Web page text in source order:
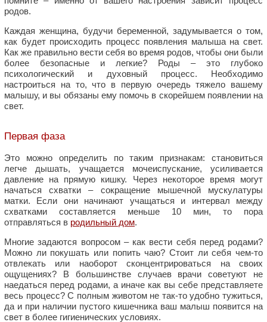
родов.
Каждая женщина, будучи беременной, задумывается о том,
как будет происходить процесс появления малыша на свет.
Как же правильно вести себя во время родов, чтобы они были
более безопасные и легкие? Роды – это глубоко
психологический и духовный процесс. Необходимо
настроиться на то, что в первую очередь тяжело вашему
малышу, и вы обязаны ему помочь в скорейшем появлении на
свет.
Первая фаза
Это можно определить по таким признакам: становиться
легче дышать, учащается мочеиспускание, усиливается
давление на прямую кишку. Через некоторое время могут
начаться схватки – сокращение мышечной мускулатуры
матки. Если они начинают учащаться и интервал между
схватками составляется меньше 10 мин, то пора
отправляться в родильный дом.
Многие задаются вопросом – как вести себя перед родами?
Можно ли покушать или попить чаю? Стоит ли себя чем-то
отвлекать или наоборот сконцентрироваться на своих
ощущениях? В большинстве случаев врачи советуют не
наедаться перед родами, а иначе как вы себе представляете
весь процесс? С полным животом не так-то удобно тужиться,
да и при наличии пустого кишечника ваш малыш появится на
свет в более гигиенических условиях.